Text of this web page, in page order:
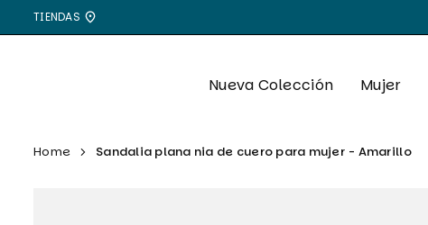
directamente
TIENDAS
Nueva Colección Mujer
Home Sandalia plana nia de cuero para mujer - Amarillo